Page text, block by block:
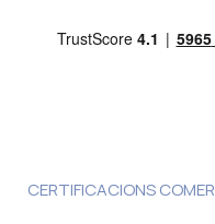
CERTIFICACIONS